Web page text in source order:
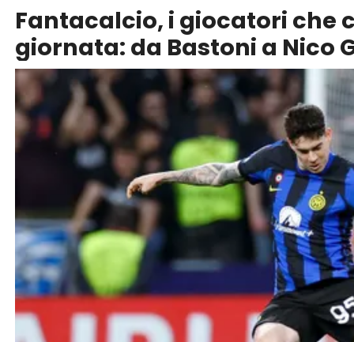
Fantacalcio, i giocatori che
giornata: da Bastoni a Nico